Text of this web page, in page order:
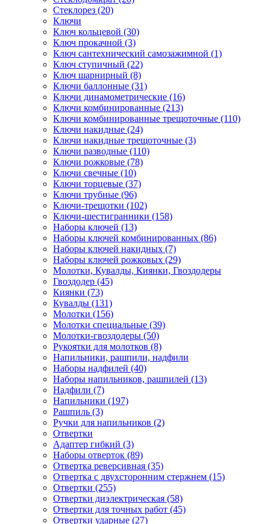
Стеклорез (20)
Ключи
Ключ кольцевой (30)
Ключ прокачной (3)
Ключ сантехнический самозажимной (1)
Ключ ступичный (22)
Ключ шарнирный (8)
Ключи баллонные (31)
Ключи динамометрические (16)
Ключи комбинированные (213)
Ключи комбинированные трещоточные (110)
Ключи накидные (24)
Ключи накидные трещоточные (3)
Ключи разводные (110)
Ключи рожковые (78)
Ключи свечные (10)
Ключи торцевые (37)
Ключи трубные (96)
Ключи-трещотки (102)
Ключи-шестигранники (158)
Наборы ключей (13)
Наборы ключей комбинированных (86)
Наборы ключей накидных (7)
Наборы ключей рожковых (29)
Молотки, Кувалды, Киянки, Гвоздодеры
Гвоздодер (45)
Киянки (73)
Кувалды (131)
Молотки (156)
Молотки специальные (39)
Молотки-гвоздодеры (50)
Рукоятки для молотков (8)
Напильники, рашпили, надфили
Наборы надфилей (40)
Наборы напильников, рашпилей (13)
Надфили (7)
Напильники (197)
Рашпиль (3)
Ручки для напильников (2)
Отвертки
Адаптер гибкий (3)
Наборы отверток (89)
Отвертка реверсивная (35)
Отвертка с двухсторонним стержнем (15)
Отвертки (255)
Отвертки диэлектрическая (58)
Отвертки для точных работ (45)
Отвертки ударные (27)